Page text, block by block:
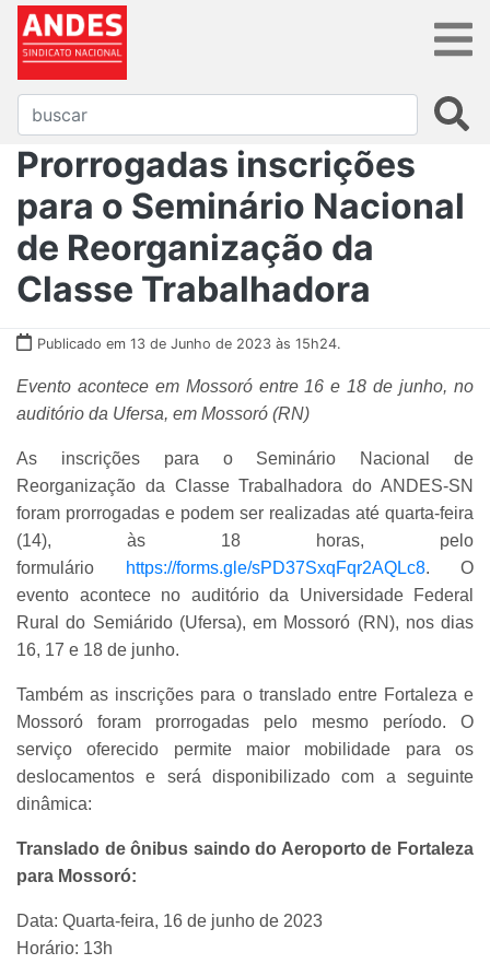
Prorrogadas inscrições
para o Seminário Nacional
de Reorganização da
Classe Trabalhadora
Publicado em 13 de Junho de 2023 às 15h24.
Evento acontece em Mossoró entre 16 e 18 de junho, no
auditório da Ufersa, em Mossoró (RN)
As inscrições para o Seminário Nacional de
Reorganização da Classe Trabalhadora do ANDES-SN
foram prorrogadas e podem ser realizadas até quarta-feira
(14), às 18 horas, pelo
formulário
https://forms.gle/sPD37SxqFqr2AQLc8. O
evento acontece no auditório da Universidade Federal
Rural do Semiárido (Ufersa), em Mossoró (RN), nos dias
16, 17 e 18 de junho.
Também as inscrições para o translado entre Fortaleza e
Mossoró foram prorrogadas pelo mesmo período. O
serviço oferecido permite maior mobilidade para os
deslocamentos e será disponibilizado com a seguinte
dinâmica:
Translado de ônibus saindo do Aeroporto de Fortaleza
para Mossoró:
Data: Quarta-feira, 16 de junho de 2023
Horário: 13h